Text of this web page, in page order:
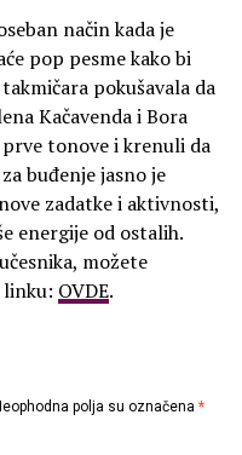
način kada je
pop pesme kako bi
pokušavala da
Kačavenda i Bora
tonove i krenuli da
buđenje jasno je
zadatke i aktivnosti,
energije od ostalih.
možete
linku: OVDE.
polja su označena *